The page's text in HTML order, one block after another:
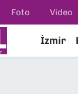
Foto Video
İzmir